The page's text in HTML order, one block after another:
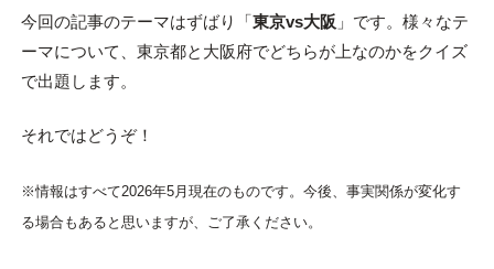
今回の記事のテーマはずばり「東京vs大阪 」です。様々なテ
ーマについて、東京都と大阪府でどちらが上なのかをクイズ
で出題します。
それではどうぞ！
※情報はすべて2026年5月現在のものです。今後、事実関係が変化す
る場合もあると思いますが、ご了承ください。